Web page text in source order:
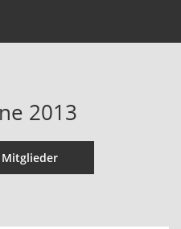
2013
Mitglieder